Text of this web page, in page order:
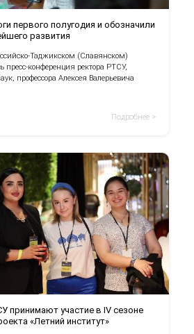
первого полугодия и обозначили
развития
Таджикском (Славянском)
пресс-конференция ректора РТСУ,
профессора Алексея Валерьевича
Подробнее >
принимают участие в IV сезоне
«Летний институт»